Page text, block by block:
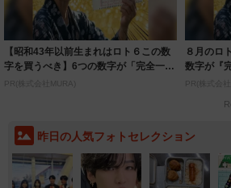
【昭和43年以前生まれはロト６この数
字を買うべき】6つの数字が「完全一
致」する方...
PR(株式会社MURA)
８月のロ
数字が『
PR(株式会社
昨日の人気フォトセレクション